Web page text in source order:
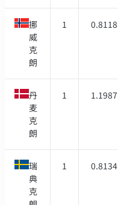
挪
威
克
朗
1 0.8118
丹
麦
克
朗
1 1.1987
瑞
典
克
1 0.8134